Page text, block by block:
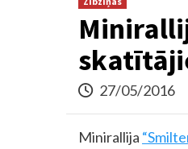
27/05/2016
Minirallija